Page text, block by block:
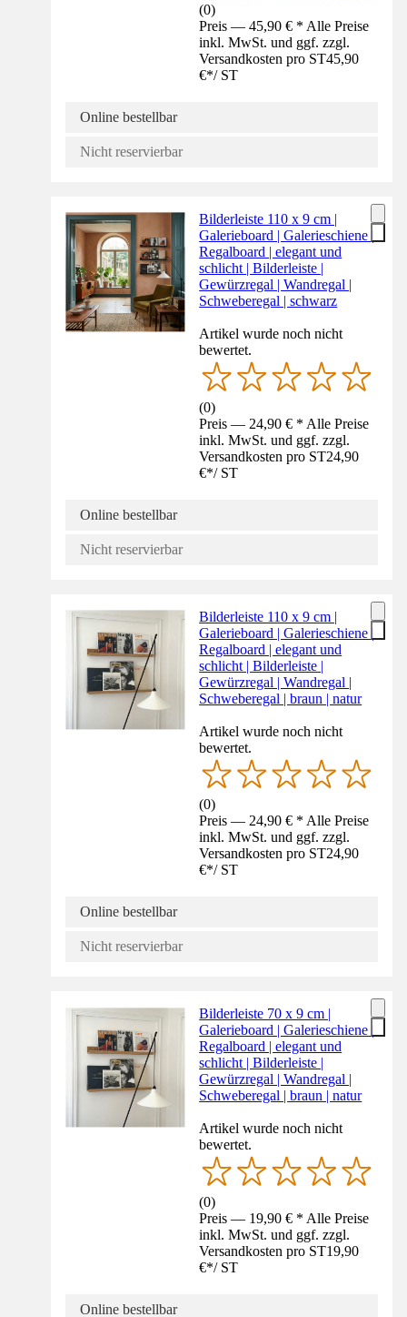
(0)
Preis — 45,90 € * Alle Preise
inkl. MwSt. und ggf. zzgl.
Versandkosten pro ST45,90
€*/ ST
Online bestellbar
Nicht reservierbar
Bilderleiste 110 x 9 cm |
Galerieboard | Galerieschiene |
Regalboard | elegant und
schlicht | Bilderleiste |
Gewürzregal | Wandregal |
Schweberegal | schwarz
Artikel wurde noch nicht
bewertet.
(0)
Preis — 24,90 € * Alle Preise
inkl. MwSt. und ggf. zzgl.
Versandkosten pro ST24,90
€*/ ST
Online bestellbar
Nicht reservierbar
Bilderleiste 110 x 9 cm |
Galerieboard | Galerieschiene |
Regalboard | elegant und
schlicht | Bilderleiste |
Gewürzregal | Wandregal |
Schweberegal | braun | natur
Artikel wurde noch nicht
bewertet.
(0)
Preis — 24,90 € * Alle Preise
inkl. MwSt. und ggf. zzgl.
Versandkosten pro ST24,90
€*/ ST
Online bestellbar
Nicht reservierbar
Bilderleiste 70 x 9 cm |
Galerieboard | Galerieschiene |
Regalboard | elegant und
schlicht | Bilderleiste |
Gewürzregal | Wandregal |
Schweberegal | braun | natur
Artikel wurde noch nicht
bewertet.
(0)
Preis — 19,90 € * Alle Preise
inkl. MwSt. und ggf. zzgl.
Versandkosten pro ST19,90
€*/ ST
Online bestellbar